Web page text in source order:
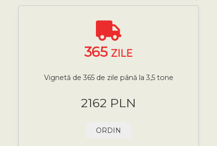
365 ZILE
Vignetă de 365 de zile până la 3,5 tone
2162 PLN
ORDIN